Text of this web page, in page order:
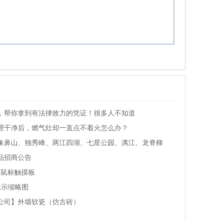
帮你拿到有法律效力的凭证！很多人不知道
干净后，燃气灶却一直点不着火怎么办？
鼻山、独秀峰、两江四湖、七星公园、漓江、龙脊梯
招商公告
标触摸板
缩略图
司】外墙软瓷（仿古砖）